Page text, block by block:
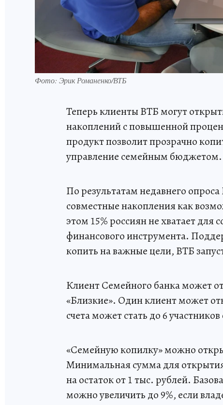
Фото: Эрик Романенко/ВТБ
Теперь клиенты ВТБ могут
накоплений с повышенной
продукт позволит прозрачно
управление семейным бюджетом.
По результатам недавнего
совместные накопления как
этом 15% россиян не хватает
финансового инструмента.
копить на важные цели, ВТБ
Клиент Семейного банка может
«Близкие». Один клиент может
счета может стать до 6
«Семейную копилку» можно
Минимальная сумма для
на остаток от 1 тыс. рублей.
можно увеличить до 9%, если